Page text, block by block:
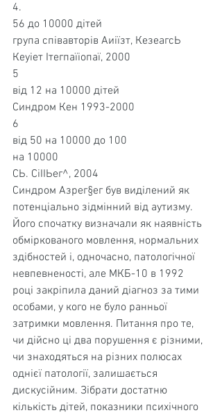
4.
56 до 10000 дітей
група співавторів Аиіїзт, КезеагсЬ
Кеуіет Ітегпаїіопаї, 2000
5
від 12 на 10000 дітей
Синдром Кен 1993-2000
6
від 50 на 10000 до 100
на 10000
СЬ. СіІІЬег^, 2004
Синдром Азрег§ег був виділений як
потенціально зідмінний від аутизму.
Його спочатку визначали як наявність
обміркованого мовлення, нормальних
здіб­ностей і, одночасно, патологічної
невпевненості, але МКБ-10 в 1992
році закріпила даний діагноз за тими
особами, у кого не було ранньої
затримки мовлення. Питання про те,
чи дійсно ці два порушення є різними,
чи знаходяться на різних полюсах
однієї патології, зали­шається
дискусійним. Зібрати достатню
кількість дітей, показники психічного